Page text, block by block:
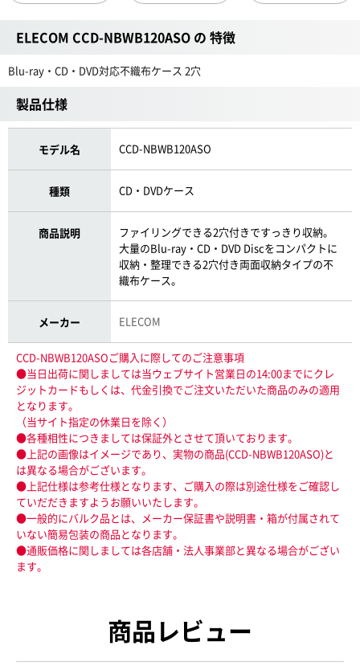
ELECOM CCD-NBWB120ASO の 特徴
Blu-ray・CD・DVD対応不織布ケース 2穴
製品仕様
モデル名 CCD-NBWB120ASO
種類 CD・DVDケース
商品説明
ファイリングできる2穴付きですっきり収納。
大量のBlu-ray・CD・DVD Discをコンパクトに
収納・整理できる2穴付き両面収納タイプの不
織布ケース。
メーカー ELECOM
CCD-NBWB120ASOご購入に際してのご注意事項
●当日出荷に関しましては当ウェブサイト営業日の14:00までにクレ
ジットカードもしくは、代金引換でご注文いただいた商品のみの適用
となります。
（当サイト指定の休業日を除く）
●各種相性につきましては保証外とさせて頂いております。
●上記の画像はイメージであり、実物の商品(CCD-NBWB120ASO)と
は異なる場合がございます。
●上記仕様は参考仕様となります、ご購入の際は別途仕様をご確認し
ていだだきますようお願いいたします。
●一般的にバルク品とは、メーカー保証書や説明書・箱が付属されて
いない簡易包装の商品となります。
●通販価格に関しましては各店舗・法人事業部と異なる場合がござい
ます。
商品レビュー